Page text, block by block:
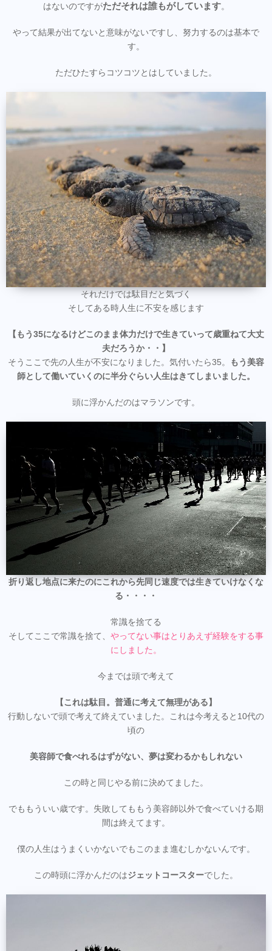
はないのですがただそれは誰もがしています。
やって結果が出てないと意味がないですし、努力するのは基本で
す。
ただひたすらコツコツとはしていました。
それだけでは駄目だと気づく
そしてある時人生に不安を感じます
【もう35になるけどこのまま体力だけで生きていって歳重ねて大丈
夫だろうか・・】
そうここで先の人生が不安になりました。気付いたら35。
もう美容
師として働いていくのに半分ぐらい人生はきてしまいました。
頭に浮かんだのはマラソンです。
折り返し地点に来たのにこれから先同じ速度では生きていけなくな
る・・・・
常識を捨てる
そしてここで常識を捨て、 やってない事はとりあえず経験をする事
にしました。
今までは頭で考えて
【これは駄目。普通に考えて無理がある】
行動しないで頭で考えて終えていました。これは今考えると10代の
頃の
美容師で食べれるはずがない、夢は変わるかもしれない
この時と同じやる前に決めてました。
でももういい歳です。失敗してももう美容師以外で食べていける期
間は終えてます。
僕の人生はうまくいかないでもこのまま進むしかないんです。
この時頭に浮かんだのはジェットコースターでした。